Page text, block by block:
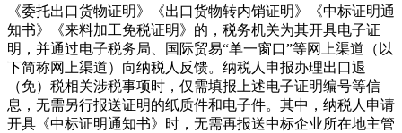
《委托出口货物证明》《出口货物转内销证明》《中标证明通
知书》《来料加工免税证明》的，税务机关为其开具电子证
明，并通过电子税务局、国际贸易“单一窗口”等网上渠道（以
下简称网上渠道）向纳税人反馈。纳税人申报办理出口退
（免）税相关涉税事项时，仅需填报上述电子证明编号等信
息，无需另行报送证明的纸质件和电子件。其中，纳税人申请
开具《中标证明通知书》时，无需再报送中标企业所在地主管